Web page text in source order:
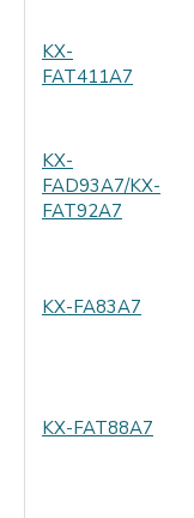
KX-
FAT411A7
KX-
FAD93A7/KX-
FAT92A7
KX-FA83A7
KX-FAT88A7